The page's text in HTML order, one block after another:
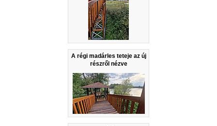
A régi madárles teteje az új
részről nézve